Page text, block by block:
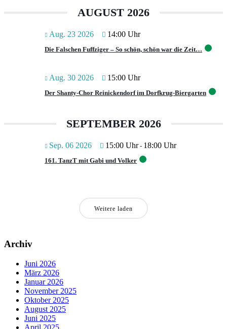
AUGUST 2026
Aug. 23 2026 14:00 Uhr
Die Falschen Fuffziger – So schön, schön war die Zeit…
Aug. 30 2026 15:00 Uhr
Der Shanty-Chor Reinickendorf im Dorfkrug-Biergarten
SEPTEMBER 2026
Sep. 06 2026 15:00 Uhr- 18:00 Uhr
161. TanzT mit Gabi und Volker
Weitere laden
Archiv
Juni 2026
März 2026
Januar 2026
November 2025
Oktober 2025
August 2025
Juni 2025
April 2025